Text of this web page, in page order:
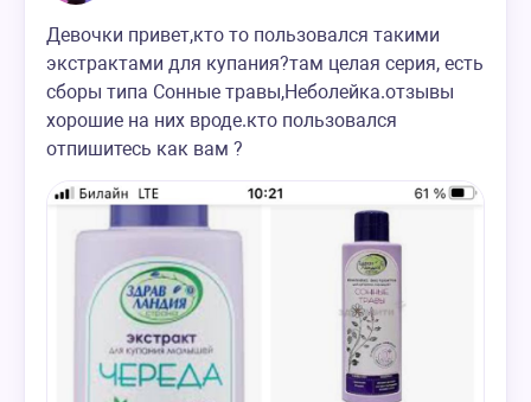
Девочки привет,кто то пользовался такими
экстрактами для купания?там целая серия, есть
сборы типа Сонные травы,Неболейка.отзывы
хорошие на них вроде.кто пользовался
отпишитесь как вам ?